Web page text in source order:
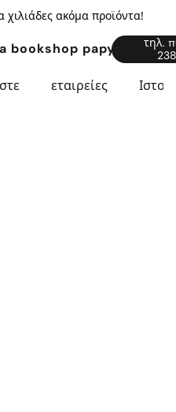
χιλιάδες ακόμα προϊόντα!
bookshop
τηλ.
εταιρείες